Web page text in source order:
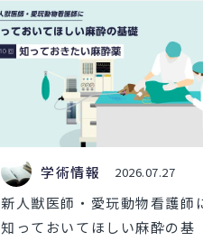
学術情報 2026.07.27
新人獣医師・愛玩動物看護師
知っておいてほしい麻酔の基